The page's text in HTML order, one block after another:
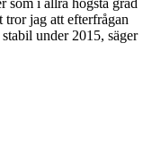
tror jag att efterfrågan
under 2015, säger